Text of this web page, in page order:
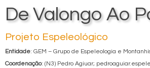
De Valongo Ao
Projeto Espeleológico
Entidade: GEM – Grupo de Espeleologia e
Coordenação: (N3) Pedro Agiuar;